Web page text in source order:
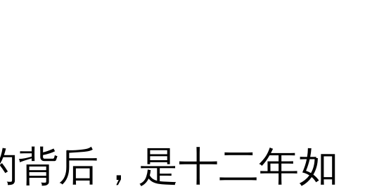
背后，是十二年如